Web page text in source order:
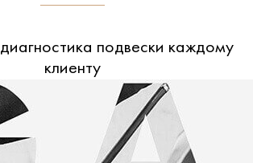
диагностика подвески каждому
клиенту